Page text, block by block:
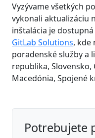
Vyzývame všetkých
vykonali aktualizáciu
inštalácia je
GitLab Solutions, kde
poradenské služby a
republika, Slovensko,
Macedónia, Spojené
Potrebujete